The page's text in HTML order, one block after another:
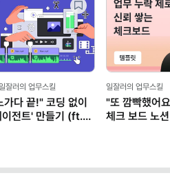
잘러의 업무스킬
가다 끝!" 코딩 없이
이전트' 만들기 (ft.
일잘러의 업무스킬
"또 깜빡했어
체크 보드 노